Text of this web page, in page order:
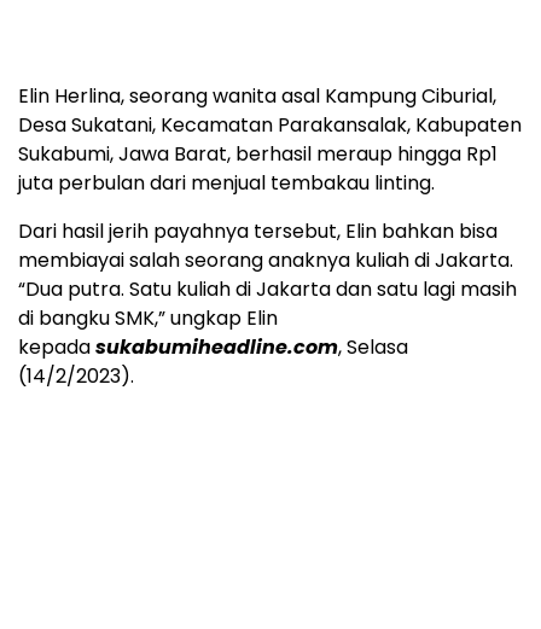
Elin Herlina, seorang wanita asal Kampung Ciburial,
Desa Sukatani, Kecamatan Parakansalak, Kabupaten
Sukabumi, Jawa Barat, berhasil meraup hingga Rp1
juta perbulan dari menjual tembakau linting.
Dari hasil jerih payahnya tersebut, Elin bahkan bisa
membiayai salah seorang anaknya kuliah di Jakarta.
“Dua putra. Satu kuliah di Jakarta dan satu lagi masih
di bangku SMK,” ungkap Elin
kepadasukabumiheadline.com, Selasa
(14/2/2023).